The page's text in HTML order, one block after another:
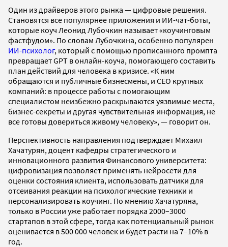
Один из драйверов этого рынка — цифровые решения.
Становятся все популярнее приложения и ИИ-чат-боты,
которые коуч Леонид Лубочкин называет «коучинговым
фастфудом». По словам Лубочкина, особенно популярен
ИИ-психолог, который с помощью прописанного промпта
превращает GPT в онлайн-коуча, помогающего составить
план действий для человека в кризисе. «К ним
обращаются и публичные бизнесмены, и СЕО крупных
компаний: в процессе работы с помогающим
специалистом неизбежно раскрываются уязвимые места,
бизнес-секреты и другая чувствительная информация, не
все готовы довериться живому человеку», — говорит он.
Перспективность направления подтверждает Михаил
Хачатурян, доцент кафедры стратегического и
инновационного развития Финансового университета:
цифровизация позволяет применять нейросети для
оценки состояния клиента, использовать датчики для
отсеивания реакции на психологические техники и
персонализировать коучинг. По мнению Хачатуряна,
только в России уже работает порядка 2000–3000
стартапов в этой сфере, тогда как потенциальный рынок
оценивается в 500 000 человек и будет расти на 7–10% в
год.